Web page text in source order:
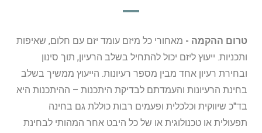
טרום ההקמה - מאחורי כל מיזם עומד יזם עם חלום, שאיפות
ותכניות. ייעוץ ליזם יכול להתחיל בשלב הרעיון, תוך סינון
ובחירת רעיון אחד מבין מספר רעיונות. הייעוץ ממשיך בשלב
בחינת הרעיונות והעמדתם לבדיקת היתכנות – ההיתכנות היא
בד"כ שיווקית וכלכלית ופעמים רבות כוללת גם בחינה
תפעולית או טכנולוגית או של כל היבט אחר המהותי לבחינת